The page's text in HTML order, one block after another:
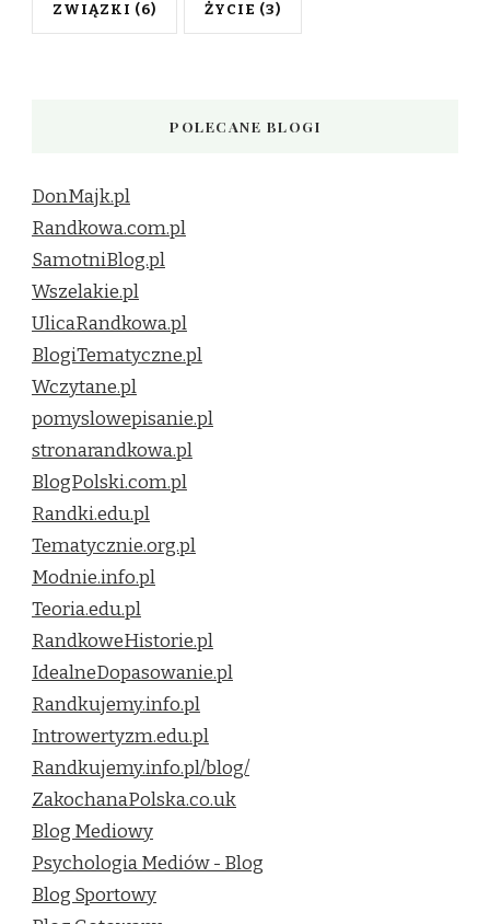
ZWIĄZKI (6) ŻYCIE (3)
POLECANE BLOGI
DonMajk.pl
Randkowa.com.pl
SamotniBlog.pl
Wszelakie.pl
UlicaRandkowa.pl
BlogiTematyczne.pl
Wczytane.pl
pomyslowepisanie.pl
stronarandkowa.pl
BlogPolski.com.pl
Randki.edu.pl
Tematycznie.org.pl
Modnie.info.pl
Teoria.edu.pl
RandkoweHistorie.pl
IdealneDopasowanie.pl
Randkujemy.info.pl
Introwertyzm.edu.pl
Randkujemy.info.pl/blog/
ZakochanaPolska.co.uk
Blog Mediowy
Psychologia Mediów - Blog
Blog Sportowy